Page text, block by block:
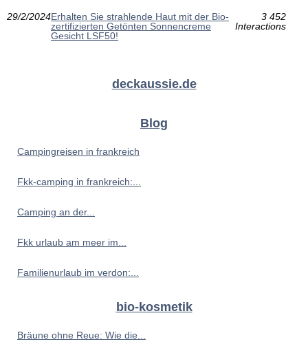
29/2/2024Erhalten Sie strahlende Haut mit der Bio-
zertifizierten Getönten Sonnencreme
Gesicht LSF50!
3 452
Interactions
deckaussie.de
Blog
Campingreisen in frankreich
Fkk-camping in frankreich:...
Camping an der...
Fkk urlaub am meer im...
Familienurlaub im verdon:...
bio-kosmetik
Bräune ohne Reue: Wie die...